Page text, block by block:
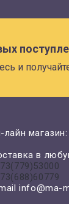
и
лайн магазин:
в
info@ma-